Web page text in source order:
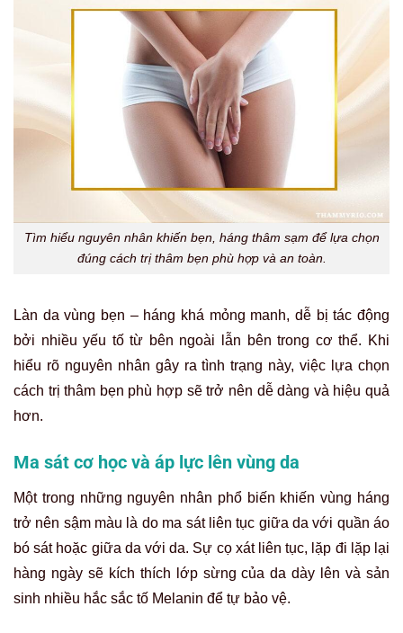
Tìm hiểu nguyên nhân khiến bẹn, háng thâm sạm để lựa chọn
đúng cách trị thâm bẹn phù hợp và an toàn.
Làn da vùng bẹn – háng khá mỏng manh, dễ bị tác động
bởi nhiều yếu tố từ bên ngoài lẫn bên trong cơ thể. Khi
hiểu rõ nguyên nhân gây ra tình trạng này, việc lựa chọn
cách trị thâm bẹn phù hợp sẽ trở nên dễ dàng và hiệu quả
hơn.
Ma sát cơ học và áp lực lên vùng da
Một trong những nguyên nhân phổ biến khiến vùng háng
trở nên sậm màu là do ma sát liên tục giữa da với quần áo
bó sát hoặc giữa da với da. Sự cọ xát liên tục, lặp đi lặp lại
hàng ngày sẽ kích thích lớp sừng của da dày lên và sản
sinh nhiều hắc sắc tố Melanin để tự bảo vệ.